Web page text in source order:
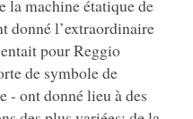
la machine étatique de
donné l’extraordinaire
pour Reggio
de symbole de
- ont donné lieu à des